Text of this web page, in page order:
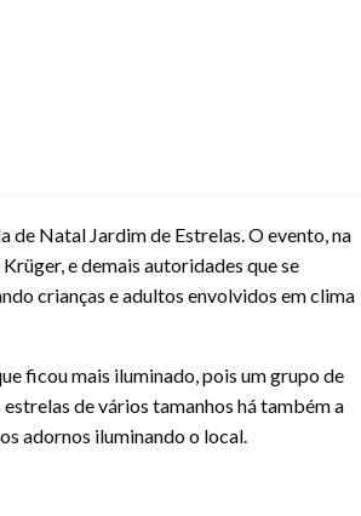
de Natal Jardim de Estrelas. O evento, na
e demais autoridades que se
crianças e adultos envolvidos em clima
ficou mais iluminado, pois um grupo de
de vários tamanhos há também a
adornos iluminando o local.